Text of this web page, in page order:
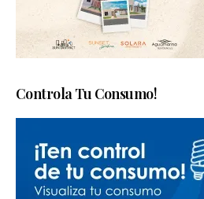
Controla Tu Consumo!